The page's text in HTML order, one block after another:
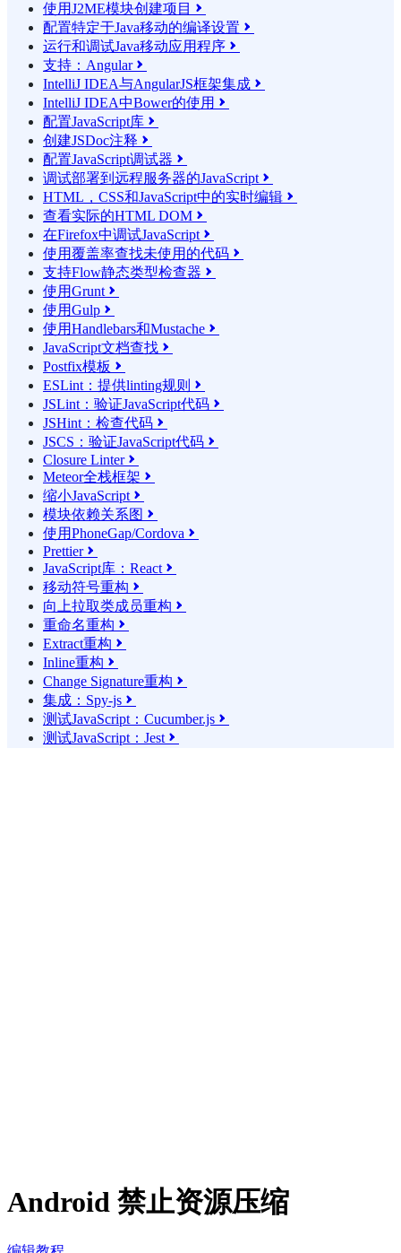
使用J2ME模块创建项目 
配置特定于Java移动的编译设置 
运行和调试Java移动应用程序 
支持：Angular
IntelliJ IDEA与AngularJS框架集成 
IntelliJ IDEA中Bower的使用 
配置JavaScript库 
创建JSDoc注释 
配置JavaScript调试器 
调试部署到远程服务器的JavaScript 
HTML，CSS和JavaScript中的实时编辑 
查看实际的HTML DOM 
在Firefox中调试JavaScript 
使用覆盖率查找未使用的代码 
支持Flow静态类型检查器 
使用Grunt 
使用Gulp 
使用Handlebars和Mustache 
JavaScript文档查找 
Postfix模板 
ESLint：提供linting规则 
JSLint：验证JavaScript代码 
JSHint：检查代码 
JSCS：验证JavaScript代码 
Closure Linter
Meteor全栈框架 
缩小JavaScript 
模块依赖关系图 
使用PhoneGap/Cordova 
Prettier
JavaScript库：React 
移动符号重构 
向上拉取类成员重构 
重命名重构 
Extract重构 
Inline重构 
Change Signature重构 
集成：Spy-js 
测试JavaScript：Cucumber.js 
测试JavaScript：Jest 
Android 禁止资源压缩